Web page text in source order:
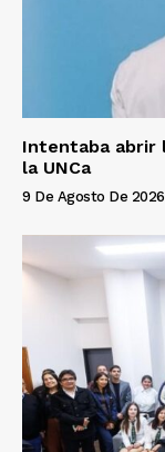
Intentaba abrir
la UNCa
9 De Agosto De 2026